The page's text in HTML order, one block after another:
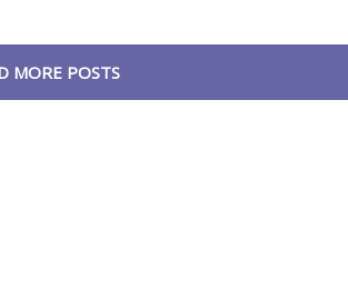
MORE POSTS